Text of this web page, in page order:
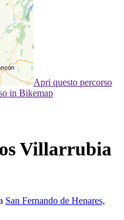
Apri questo percorso
in Bikemap
Villarrubia
San Fernando de Henares,